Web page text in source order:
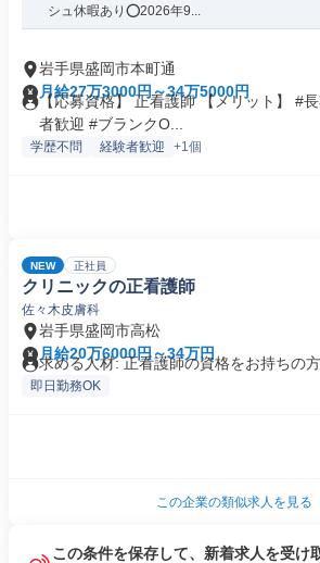
シュ休暇あり⭕2026年9...
岩手県盛岡市本町通
月給27万3000円～34万5000円
【応募資格】 正看護師 【メリット】 #
者歓迎 #ブランクO...
学歴不問 経験者歓迎 +1個
NEW 正社員
クリニックの正看護師
佐々木皮膚科
岩手県盛岡市高松
月給20万6000円～34万円
求める人材: 正看護師の資格をお持ちの方
即日勤務OK
この企業の類似求人を見る
この条件を保存して、新着求人を受け